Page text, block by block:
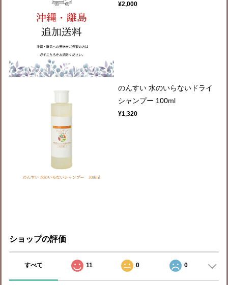
¥2,000
のんすい 水のいらないドライ
シャンプー 100ml
¥1,320
ショップの評価
すべて 11 0 0